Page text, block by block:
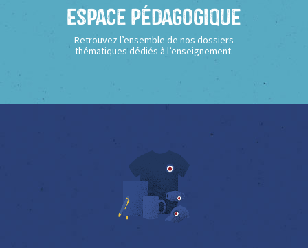
Espace Pédagogique
Retrouvez l’ensemble de nos dossiers
thématiques dédiés à l’enseignement.